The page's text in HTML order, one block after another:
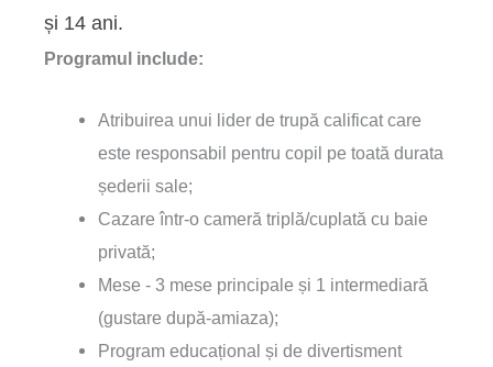
și 14 ani.
Programul include:
Atribuirea unui lider de trupă calificat care
este responsabil pentru copil pe toată durata
șederii sale;
Cazare într-o cameră triplă/cuplată cu baie
privată;
Mese - 3 mese principale și 1 intermediară
(gustare după-amiaza);
Program educațional și de divertisment